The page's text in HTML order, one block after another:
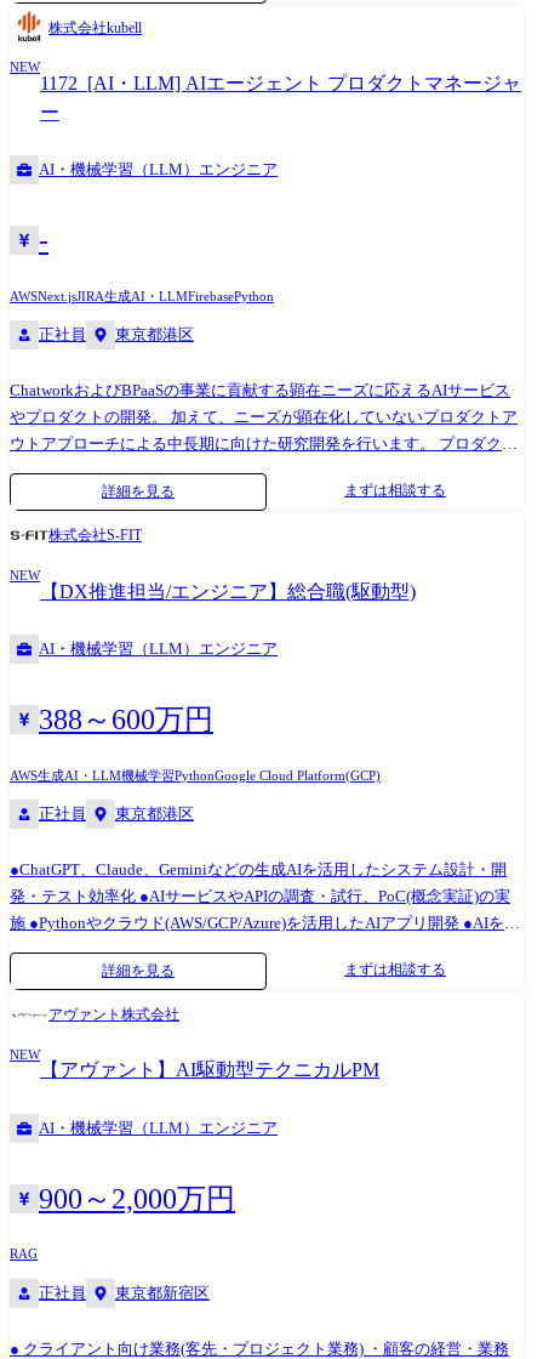
AI自動テストアプリケーション開発 ●動画配信におけるAIサービス開発
など ※状況によっては、これまでの経験を活かせる開発プロジェクトか
ら参加していただく場合もございます。 ※リモートワーク可能なプロジ
ェクトが多く、最先端の技術に触れることができます。 ※ご経験・スキ
ル・希望に応じて最適な案件をご紹介します。 ※ご経験に応じて段階的
プロジェクトの状況によっては一例以外のプロジェクトをご案内させて
報処理・通信技術に関わる業務 (変更の範囲)会社の定める業務
株式会社kubell
NEW
1172_[AI・LLM] AIエージェント プロダクトマネージャ
ー
AI・機械学習（LLM）エンジニア
-
AWSNext.jsJIRA生成AI・LLMFirebasePython
正社員 東京都港区
ChatworkおよびBPaaSの事業に貢献する顕在ニーズに応えるAIサービス
やプロダクトの開発。 加えて、ニーズが顕在化していないプロダクトア
ウトアプローチによる中長期に向けた研究開発を行います。 プロダクト
マネージャーは、要件定義からリリースまでのマネジメント・推進を担
って頂きます。 ● AI基盤開発の推進 ● AIエージェントや機械学習等の仕
組みを利用したプロダクト開発 ● 中小企業の経理・労務・人事のバック
ェント導入後のToBeの業務プロセスの具体化 ● バックオフィス業務のナ
レッジを活かし専門家からのヒアリングをもとにAIエージェントのプロ
ンプトを作成生成AIおよびフロントエンドなど全体を設計 ● Dify/n8n等
のAIエージェントのノーコードツールを用いたPoCの実行 ● AIエージェ
ら開発方向性をリード ● AIエージェントの運用と改善 ● 開発したAIエー
ジェントに関する社内や顧客への導入推進 ● プロダクトおよびサービス
トチーム ● AIベンチャーの上場経験があるAI活用の現実を理解するビズ
AI開発のビズや開発、運用経験を持つビズメンバー、生成AIを中心とし
たエンジニアメンバー数名による一丸となった開発を進めるチーム ●
LINEヤフー、グリー、グルーポン、リクルート、良品計画、富士通グル
ープ、ABEJA、PwC、Laboro.AI、トライアルカンパニー、NRI、グラフ
ァーなど 技術スタック 【フロントエンド】 ・開発言語:TypeScript,
Python ・フレームワーク:Next.js, Streamlit ・AI統合:Vercel AI SDK ・アプ
言語:Python, TypeScript ・AIエージェント開発:LangChain, Dify, Strands
Agents, Agent Development Kit (ADK), Mastra 等 ・ブラウザ自動操
作:Playwright ・テスティング:pytest 【AI基盤】 ・生成AIプラットフォー
ム:Amazon Bedrock, Google Vertex AI ・AIエージェント運用基盤:Amazon
ウド:AWS, Google Cloud, GCP ・IaC (Infrastructure as Code):Terraform, AWS
CDK ・CI/CD:GitHub Actions, AWS CodeBuild 【開発ツール】 ・バージ
ョン管理:GitHub ・プロジェクト管理:JIRA ・ドキュメンテーショ
ト:Cursor, Claude Code 等 ・仮想化環境:Rancher Desktop(AIアシスタント
詳細を見る まずは相談する
株式会社S-FIT
NEW
【DX推進担当/エンジニア】総合職(駆動型)
AI・機械学習（LLM）エンジニア
388～600万円
AWS生成AI・LLM機械学習PythonGoogle Cloud Platform(GCP)
正社員 東京都港区
●ChatGPT、Claude、Geminiなどの生成AIを活用したシステム設計・開
発・テスト効率化 ●AIサービスやAPIの調査・試行、PoC(概念実証)の実
施 ●Pythonやクラウド(AWS/GCP/Azure)を活用したAIアプリ開発 ●AIを活
用した業務効率化・自動化の推進 ●他部門との協働による新しいAI活用
プロジェクトの立案・実行 <1日のスケジュール例> 9:30～ 出勤・メール
対応 10:00～ AIツールの検証・プロトタイプ開発 12:00～ 昼休憩 13:00～
技術共有 16:00～ 新規AIサービス調査・PoC作業 18:30～ 退勤
詳細を見る まずは相談する
アヴァント株式会社
NEW
【アヴァント】AI駆動型テクニカルPM
AI・機械学習（LLM）エンジニア
900～2,000万円
RAG
正社員 東京都新宿区
● クライアント向け業務(客先・プロジェクト業務) ・顧客の経営・業務